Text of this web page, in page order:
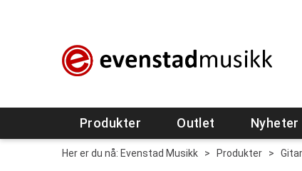
Produkter Outlet Nyheter
Her er du nå: Evenstad Musikk > Produkter >